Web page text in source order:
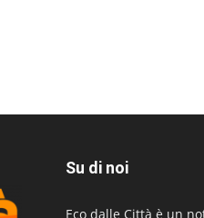
Su di noi
Eco dalle Città è un